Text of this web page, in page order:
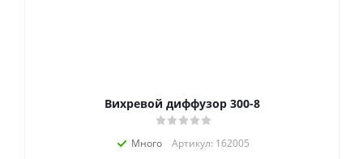
Вихревой диффузор 300-8
Много Артикул: 162005